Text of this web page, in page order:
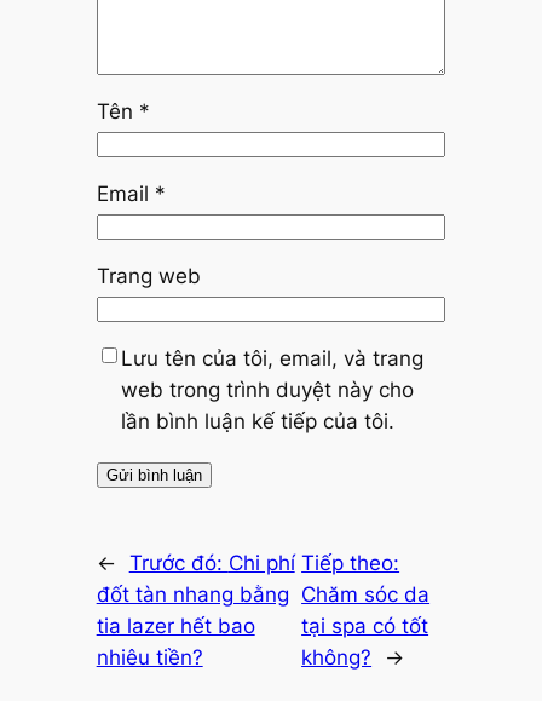
Tên *
Email *
Trang web
Lưu tên của tôi, email, và trang
web trong trình duyệt này cho
lần bình luận kế tiếp của tôi.
← Trước đó: Chi phí
đốt tàn nhang bằng
tia lazer hết bao
nhiêu tiền?
Tiếp theo:
Chăm sóc da
tại spa có tốt
không?
→